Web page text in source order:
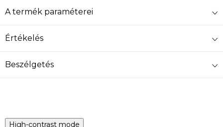
A termék paraméterei
Értékelés
Beszélgetés
High-contrast mode